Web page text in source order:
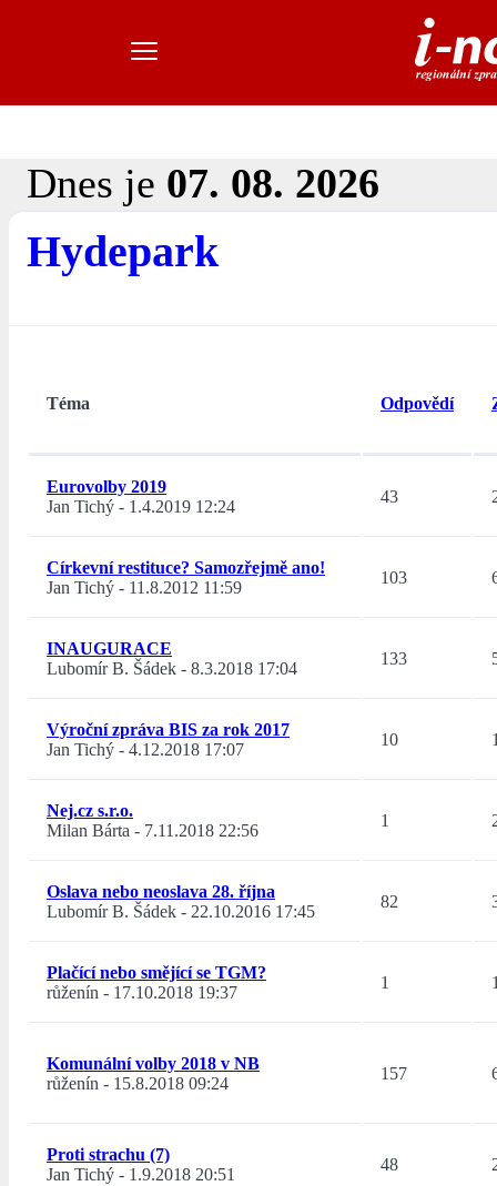
Dnes je 07. 08. 2026
Hydepark
Téma Odpovědí
Eurovolby 2019
Jan Tichý - 1.4.2019 12:24
43
Církevní restituce? Samozřejmě ano!
Jan Tichý - 11.8.2012 11:59
103
INAUGURACE
Lubomír B. Šádek - 8.3.2018 17:04
133
Výroční zpráva BIS za rok 2017
Jan Tichý - 4.12.2018 17:07
10
Nej.cz s.r.o.
Milan Bárta - 7.11.2018 22:56
1
Oslava nebo neoslava 28. října
Lubomír B. Šádek - 22.10.2016 17:45
82
Plačící nebo smějící se TGM?
růženín - 17.10.2018 19:37
1
Komunální volby 2018 v NB
růženín - 15.8.2018 09:24
157
Proti strachu (7)
Jan Tichý - 1.9.2018 20:51
48